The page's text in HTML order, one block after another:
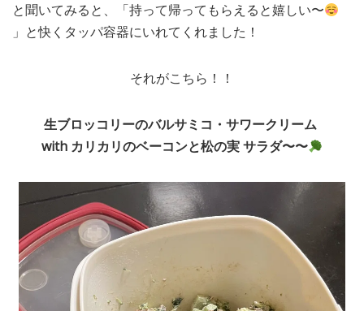
と聞いてみると、「持って帰ってもらえると嬉しい〜
」と快くタッパ容器にいれてくれました！
それがこちら！！
生ブロッコリーのバルサミコ・サワークリーム
with カリカリのベーコンと松の実サラダ〜〜